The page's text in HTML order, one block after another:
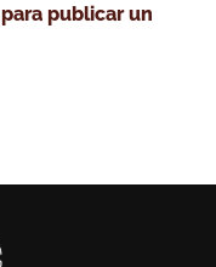
para publicar un